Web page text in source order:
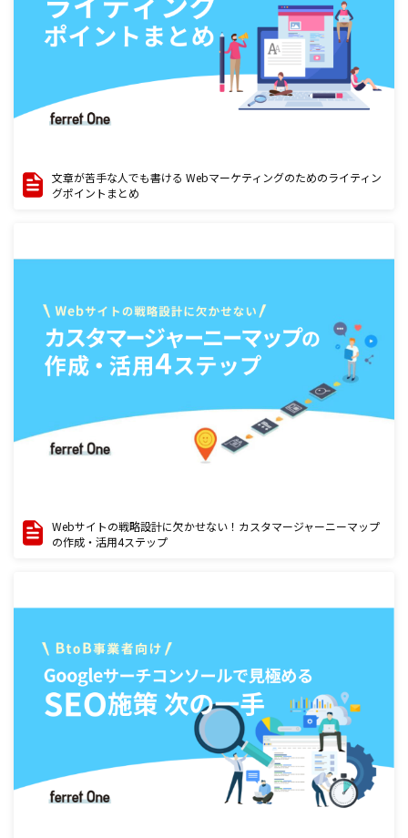
文章が苦手な人でも書ける Webマーケティングのためのライティン
グポイントまとめ
Webサイトの戦略設計に欠かせない！カスタマージャーニーマップ
の作成・活用4ステップ